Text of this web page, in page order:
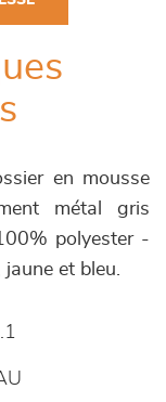
en mousse
métal gris
polyester -
et bleu.